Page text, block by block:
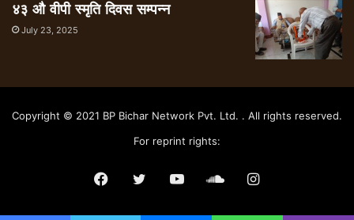
४३ औ वीपी स्मृति दिवस सम्पन्न
July 23, 2025
Copyright © 2021 BP Bichar Network Pvt. Ltd. . All rights reserved.
For reprint rights:
Facebook
TwitterYouTubeSoundCloud
Instagram